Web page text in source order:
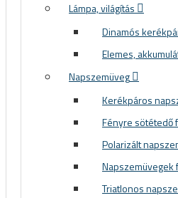
Lámpa, világítás
Dinamós
Elemes,
Napszemüveg
Kerékpáros
Fényre sötétedő
Polarizált
Napszemüvegek
Triatlonos